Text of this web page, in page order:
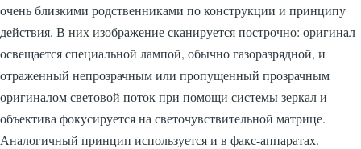
очень близкими родственниками по конструкции и принципу
действия. В них изображение сканируется построчно: оригинал
освещается специальной лампой, обычно газоразрядной, и
отраженный непрозрачным или пропущенный прозрачным
оригиналом световой поток при помощи системы зеркал и
объектива фокусируется на светочувствительной матрице.
Аналогичный принцип используется и в факс-аппаратах.